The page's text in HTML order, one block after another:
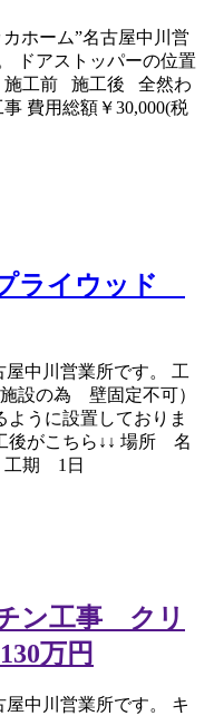
ホーム”名古屋中川営
ドアストッパーの位置
施工前 施工後 全然わ
費用総額￥30,000(税
ライウッド
屋中川営業所です。 工
設の為 壁固定不可）
うに設置しておりま
後がこちら↓↓ 場所 名
工期 1日
ン工事 クリ
万円
中川営業所です。 キ